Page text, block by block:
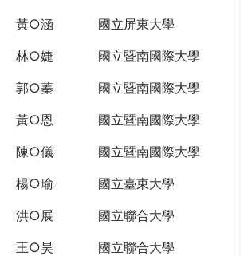
黃○涵
國立屏東大學
林○婕
國立暨南國際大學
郭○蓁
國立暨南國際大學
黃○恩
國立暨南國際大學
陳○儀
國立暨南國際大學
楊○瑜
國立臺東大學
洪○展
國立聯合大學
王○昊
國立聯合大學